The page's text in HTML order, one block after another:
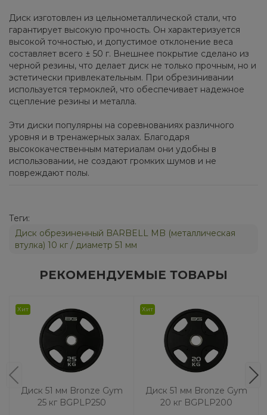
Диск изготовлен из цельнометаллической стали, что
гарантирует высокую прочность. Он характеризуется
высокой точностью, и допустимое отклонение веса
составляет всего ± 50 г. Внешнее покрытие сделано из
черной резины, что делает диск не только прочным, но и
эстетически привлекательным. При обрезинивании
используется термоклей, что обеспечивает надежное
сцепление резины и металла.
Эти диски популярны на соревнованиях различного
уровня и в тренажерных залах. Благодаря
высококачественным материалам они удобны в
использовании, не создают громких шумов и не
повреждают полы.
Теги:
Диск обрезиненный BARBELL MB (металлическая
втулка) 10 кг / диаметр 51 мм
РЕКОМЕНДУЕМЫЕ ТОВАРЫ
Хит
Диск 51 мм Bronze Gym
25 кг BGPLP250
Хит
Диск 51 мм Bronze Gym
20 кг BGPLP200